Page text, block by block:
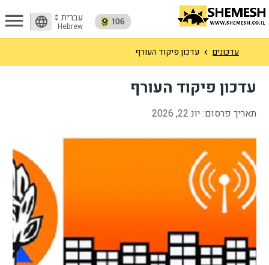
עבריתarrow_drop_up
arrow_drop_down
Hebrew
language
menu
עדכונים עדכון פיקוד העורף
תאריך פרסום: יונ 22, 2026
עדכון פיקוד העורף